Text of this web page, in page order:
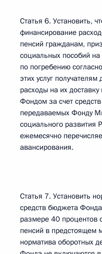
Статья 6. Установить,
финансирование
пенсий гражданам,
социальных пособий на
по погребению
этих услуг
расходы на их
Фондом за счет
передаваемых Фонду
социального развития
ежемесячно
авансирования.
Статья 7. Установить
средств бюджета
размере 40 процентов
пенсий в предстоящем
норматива оборотных